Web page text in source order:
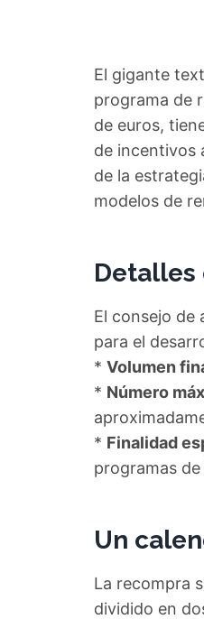
El gigante
programa de
de euros,
de incentivos
de la
modelos de
Detalles
El consejo de
para el
* Volumen
* Número
* Finalidad
programas
Un
La recompra
dividido en